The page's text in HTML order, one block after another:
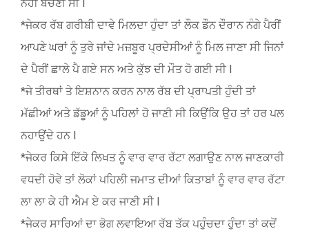
ਨਹੀਂ ਬਚਣੀ ਸੀ l
*ਜੇਕਰ ਰੱਬ ਗਰੀਬੀ ਦਾਵੇ ਮਿਲਦਾ ਹੁੰਦਾ ਤਾਂ ਲੌਕ ਡੌਨ ਦੌਰਾਨ ਨੰਗੇ ਪੈਰੀਂ
ਆਪਣੇ ਘਰਾਂ ਨੂੰ ਤੁਰੇ ਜਾਂਦੇ ਮਜ਼ਬੂਰ ਪ੍ਰਦੇਸੀਆਂ ਨੂੰ ਮਿਲ ਜਾਣਾ ਸੀ ਜਿਨਾਂ
ਦੇ ਪੈਰੀਂ ਛਾਲੇ ਪੈ ਗਏ ਸਨ ਅਤੇ ਕੁੱਝ ਦੀ ਮੌਤ ਹੋ ਗਈ ਸੀ l
*ਜੇ ਤੀਰਥਾਂ ਤੇ ਇਸ਼ਨਾਨ ਕਰਨ ਨਾਲ ਰੱਬ ਦੀ ਪ੍ਰਾਪਤੀ ਹੁੰਦੀ ਤਾਂ
ਮੱਛੀਆਂ ਅਤੇ ਡੱਡੂਆਂ ਨੂੰ ਪਹਿਲਾਂ ਹੋ ਜਾਣੀ ਸੀ ਕਿਉਂਕਿ ਉਹ ਤਾਂ ਹਰ ਪਲ
ਨਹਾਉਂਦੇ ਹਨ l
*ਜੇਕਰ ਕਿਸੇ ਇੱਕੋ ਲਿਖਤ ਨੂੰ ਵਾਰ ਵਾਰ ਰੱਟਾ ਲਗਾਉਣ ਨਾਲ ਜਾਣਕਾਰੀ
ਵਧਦੀ ਹੋਵੇ ਤਾਂ ਲੋਕਾਂ ਪਹਿਲੀ ਜਮਾਤ ਦੀਆਂ ਕਿਤਾਬਾਂ ਨੂੰ ਵਾਰ ਵਾਰ ਰੱਟਾ
ਲਾ ਲਾ ਕੇ ਹੀ ਐਮ ਏ ਕਰ ਜਾਣੀ ਸੀ l
*ਜੇਕਰ ਸਾਰਿਆਂ ਦਾ ਭੋਗ ਲਵਾਇਆ ਰੱਬ ਤੱਕ ਪਹੁੰਚਦਾ ਹੁੰਦਾ ਤਾਂ ਕਦੋਂ